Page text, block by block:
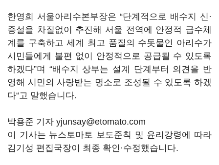
한영희 서울아리수본부장은 “단계적으로 배수지 신·
증설을 차질없이 추진해 서울 전역에 안정적 급수체
계를 구축하고 세계 최고 품질의 수돗물인 아리수가
시민들에게 불편 없이 안정적으로 공급될 수 있도록
하겠다”며 “배수지 상부는 설계 단계부터 의견을 반
영해 시민의 사랑받는 명소로 조성될 수 있도록 하겠
다“고 말했습니다.
박용준 기자 yjunsay@etomato.com
이 기사는 뉴스토마토 보도준칙 및 윤리강령에 따라
김기성 편집국장이 최종 확인·수정했습니다.